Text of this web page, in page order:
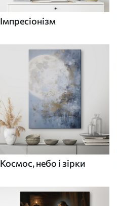
Імпресіонізм
Космос, небо і зірки